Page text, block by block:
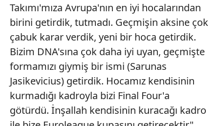
Takımı'mıza Avrupa'nın en iyi hocalarından
birini getirdik, tutmadı. Geçmişin aksine çok
çabuk karar verdik, yeni bir hoca getirdik.
Bizim DNA'sına çok daha iyi uyan, geçmişte
formamızı giymiş bir ismi (Sarunas
Jasikevicius) getirdik. Hocamız kendisinin
kurmadığı kadroyla bizi Final Four'a
götürdü. İnşallah kendisinin kuracağı kadro